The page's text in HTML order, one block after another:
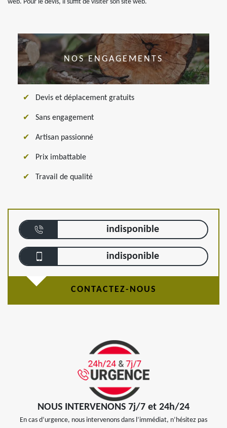
web. Pour le devis, il suffit de visiter son site web.
NOS ENGAGEMENTS
Devis et déplacement gratuits
Sans engagement
Artisan passionné
Prix imbattable
Travail de qualité
indisponible
indisponible
CONTACTEZ-NOUS
NOUS INTERVENONS 7j/7 et 24h/24
En cas d’urgence, nous intervenons dans l’immédiat, n’hésitez pas